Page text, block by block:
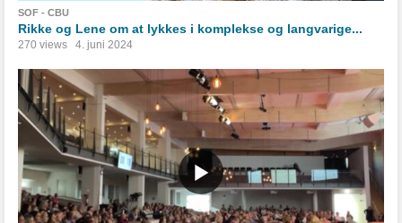
SOF - CBU
Rikke og Lene om at lykkes i komplekse og langvarige...
270 views 4. juni 2024